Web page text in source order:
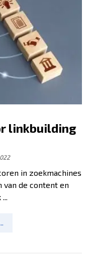
linkbuilding
in zoekmachines
van de content en